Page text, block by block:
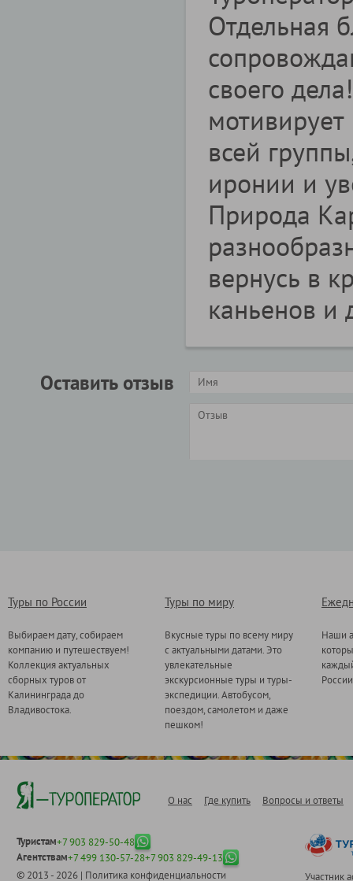
Отдельная
своего
всей
иронии и
Природа
вернусь в
каньенов и
Оставить отзыв
Туры по России
Выбираем дату, собираем
компанию и путешествуем!
Коллекция актуальных
сборных туров от
Калининграда до
Владивостока.
Туры по миру
Вкусные туры по всему миру
с актуальными датами. Это
увлекательные
экскурсионные туры и туры-
экспедиции. Автобусом,
поездом, самолетом и даже
пешком!
Наши
О нас Где купить Вопросы и ответы
Туристам+7 903 829-50-48
Агентствам+7 499 130-57-28+7 903 829-49-13
© 2013 - 2026 | Политика конфиденциальности Участник